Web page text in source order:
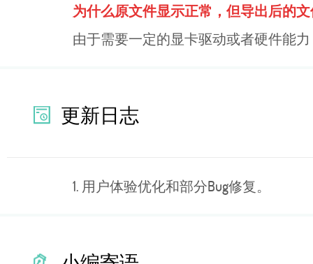
为什么原文件显示正常，但导出后的
由于需要一定的显卡驱动或者硬件能
更新日志
1. 用户体验优化和部分Bug修复。